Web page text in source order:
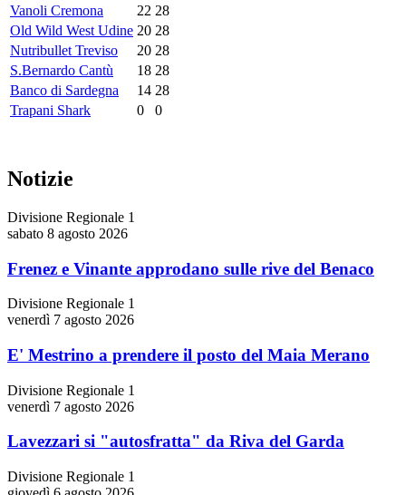
Vanoli Cremona
22 28
Old Wild West Udine 20 28
Nutribullet Treviso
20 28
S.Bernardo Cantù
18 28
Banco di Sardegna
14 28
Trapani Shark
0 0
Notizie
Divisione Regionale 1
sabato 8 agosto 2026
Frenez e Vinante approdano sulle rive del Benaco
Divisione Regionale 1
venerdì 7 agosto 2026
E' Mestrino a prendere il posto del Maia Merano
Divisione Regionale 1
venerdì 7 agosto 2026
Lavezzari si "autosfratta" da Riva del Garda
Divisione Regionale 1